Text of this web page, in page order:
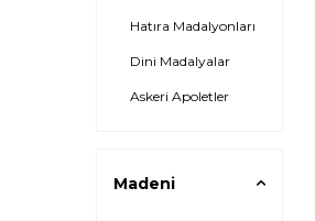
Hatıra Madalyonları
Dini Madalyalar
Askeri Apoletler
Madeni